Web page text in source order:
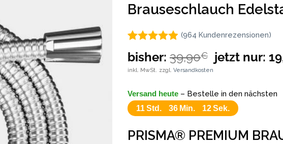
Auf
die
Wunschliste
Brauseschlauch
Bewertet
mit4.88
von 5,
auf
964
Kundenbewertungen
(964 Kundenrezensionen)
bisher: 39,90€ jetzt nur:
inkl. MwSt. zzgl. Versandkosten
Versand heute – Bestelle in den nächsten
11Std. 36 Min. 11 Sek.
PRISMA® PREMIUM